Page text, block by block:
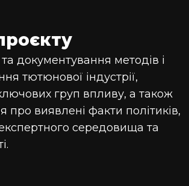
документування методів і
тютюнової індустрії,
груп впливу, а також
про виявлені факти політиків,
середовища та